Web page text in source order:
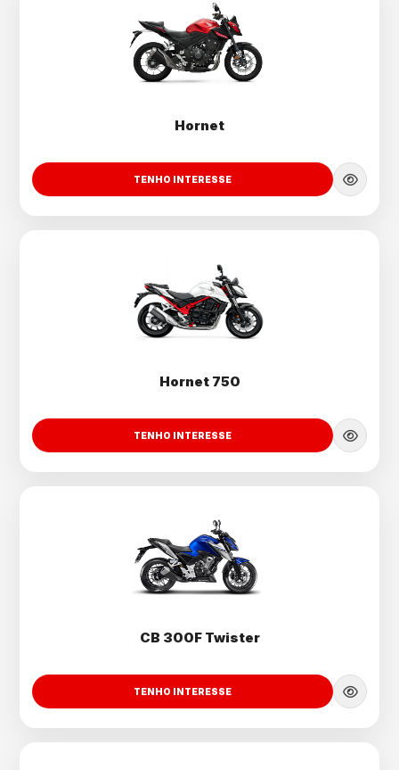
Hornet
TENHO INTERESSE
Hornet 750
TENHO INTERESSE
CB 300F Twister
TENHO INTERESSE